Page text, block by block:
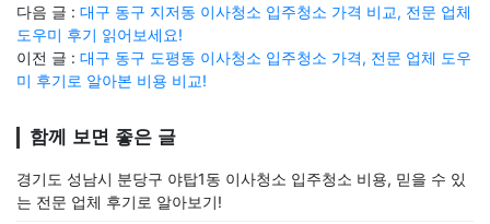
다음 글 : 대구 동구 지저동 이사청소 입주청소 가격 비교, 전문 업체
도우미 후기 읽어보세요!
이전 글 : 대구 동구 도평동 이사청소 입주청소 가격, 전문 업체 도우
미 후기로 알아본 비용 비교!
함께 보면 좋은 글
경기도 성남시 분당구 야탑1동 이사청소 입주청소 비용, 믿을 수 있
는 전문 업체 후기로 알아보기!